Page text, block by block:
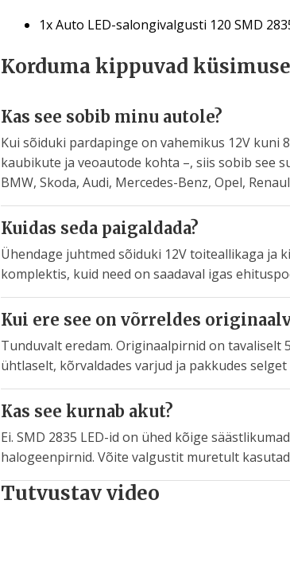
1x Auto LED-salongivalgusti 120 SMD
Korduma kippuvad
Kas see sobib minu autole?
Kui sõiduki pardapinge on vahemikus 12V kuni
kaubikute ja veoautode kohta –, siis sobib see
BMW, Skoda, Audi, Mercedes-Benz, Opel,
Kuidas seda paigaldada?
Ühendage juhtmed sõiduki 12V toiteallikaga ja
komplektis, kuid need on saadaval igas
Kui ere see on võrreldes
Tunduvalt eredam. Originaalpirnid on tavaliselt
ühtlaselt, kõrvaldades varjud ja pakkudes
Kas see kurnab akut?
Ei. SMD 2835 LED-id on ühed kõige
halogeenpirnid. Võite valgustit muretult
Tutvustav video